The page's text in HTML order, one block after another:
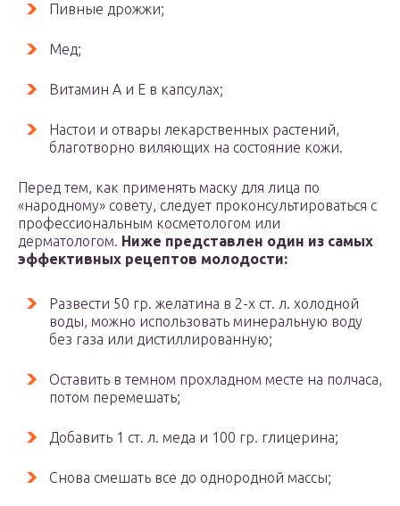
Пивные дрожжи;
Мед;
Витамин А и Е в капсулах;
Настои и отвары лекарственных растений,
благотворно виляющих на состояние кожи.
Перед тем, как применять маску для лица по
«народному» совету, следует проконсультироваться с
профессиональным косметологом или
дерматологом. Ниже представлен один из самых
эффективных рецептов молодости:
Развести 50 гр. желатина в 2-х ст. л. холодной
воды, можно использовать минеральную воду
без газа или дистиллированную;
Оставить в темном прохладном месте на полчаса,
потом перемешать;
Добавить 1 ст. л. меда и 100 гр. глицерина;
Снова смешать все до однородной массы;